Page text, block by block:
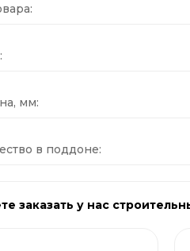
мм:
в поддоне:
заказать у нас